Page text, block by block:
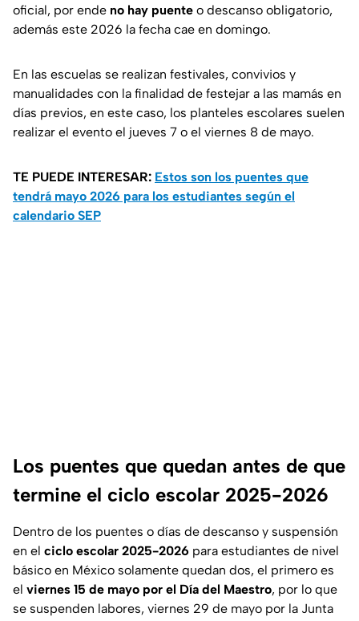
oficial, por ende no hay puente o descanso obligatorio,
además este 2026 la fecha cae en domingo.
En las escuelas se realizan festivales, convivios y
manualidades con la finalidad de festejar a las mamás en
días previos, en este caso, los planteles escolares suelen
realizar el evento el jueves 7 o el viernes 8 de mayo.
TE PUEDE INTERESAR: Estos son los puentes que
tendrá mayo 2026 para los estudiantes según el
calendario SEP
Los puentes que quedan antes de que
termine el ciclo escolar 2025-2026
Dentro de los puentes o días de descanso y suspensión
en el ciclo escolar 2025-2026 para estudiantes de nivel
básico en México solamente quedan dos, el primero es
el viernes 15 de mayo por el Día del Maestro, por lo que
se suspenden labores, viernes 29 de mayo por la Junta